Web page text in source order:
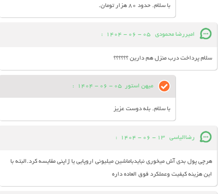
با سلام. حدود 80 هزار تومان.
امیررضا محمودی 05 - 06 - 1404
:
سلام پرداخت درب منزل هم دارین ؟؟؟؟؟؟
میهن استور 05 - 06 - 1404
:
با سلام. بله دوست عزیز
رضاالیاسی 13 - 06 - 1404
:
هرچی پول بدی آش میخوری نبایدباماشین میلیونی اروپایی یا ژاپنی مقایسه کرد.البته با
این هزینه کیفیت وعملکرد فوق العاده داره